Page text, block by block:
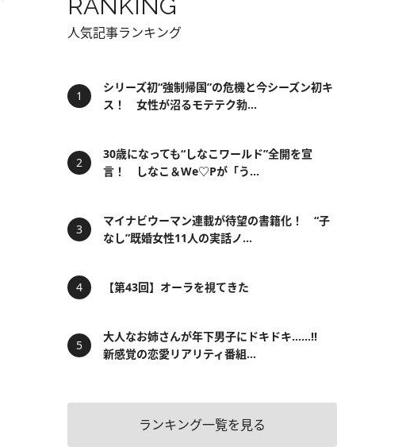
RANKING
人気記事ランキング
シリーズ初“強制帰国”の危機と今シーズン初キ
ス！ 女性が沼るモテテク勃...
30歳になっても“しなこワールド”全開を宣
言！ しなこ＆We♡Pが「う...
マイナビウーマン連載が待望の書籍化！ “子
なし”既婚女性11人の実話ノ...
【第43回】オーラを視てきた
大人なお姉さんが年下男子にドキドキ……!!
新感覚の恋愛リアリティ番組...
ランキング一覧を見る